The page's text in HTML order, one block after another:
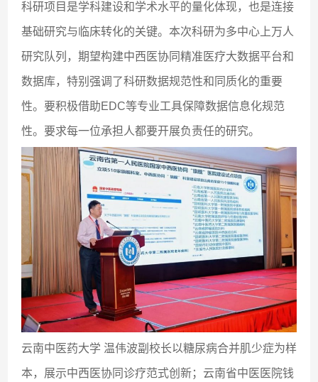
科研项目是学科建设和学术水平的量化体现，也是连接
基础研究与临床转化的关键。本次科研为多中心上万人
研究队列，期望构建中西医协同精准医疗大数据平台和
数据库，特别强调了科研数据规范性和同质化的重要
性。要积极借助EDC等专业工具保障数据信息化规范
性。要求每一位承担人都要开展负责任的研究。
云南中医药大学 温伟波副校长以糖尿病合并肌少症为样
本，展示中西医协同诊疗范式创新；云南省中医医院钱